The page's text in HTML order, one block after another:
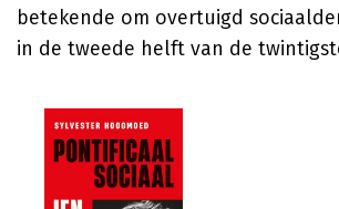
betekende om overtuigd
in de tweede helft van de